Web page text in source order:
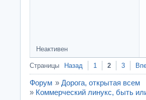
Неактивен
Страницы Назад 1 2 3
Форум » Дорога, открытая всем
» Коммерческий линукс, быть